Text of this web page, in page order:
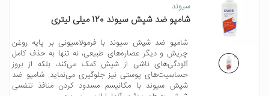
سیوند
شامپو ضد شپش سیوند 120 میلی لیتری
شامپو ضد شپش سیوند با فرمولاسیونی بر پایه روغن
چریش و دیگر عصاره‌های طبیعی، نه تنها به حذف کامل
آلودگی‌های ناشی از شپش کمک می‌کند، بلکه از بروز
حساسیت‌های پوستی نیز جلوگیری می‌نماید. شامپو ضد
شپش سیوند با مکانیسم مسدود کردن منافذ تنفسی